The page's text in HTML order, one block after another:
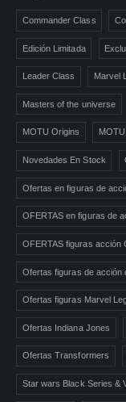
Commander Class
Edición Limitada
Leader Class Marvel
Masters of the universe
MOTU Origins
Novedades En Stock
Ofertas en figuras de
OFERTAS en figuras de
OFERTAS figuras acción
Ofertas figuras de acción
Ofertas figuras Marvel
Ofertas Indiana Jones
Ofertas Transformers
Star wars Black Series &